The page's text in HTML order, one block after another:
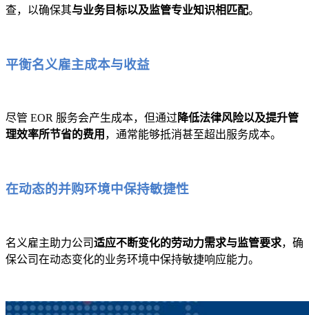
查，以确保其与业务目标以及监管专业知识相匹配。
平衡名义雇主成本与收益
尽管 EOR 服务会产生成本，但通过 降低法律风险以及提升管
理效率所节省的费用 ，通常能够抵消甚至超出服务成本。
在动态的并购环境中保持敏捷性
名义雇主助力公司适应不断变化的劳动力需求与监管要求，确
保公司在动态变化的业务环境中保持敏捷响应能力。